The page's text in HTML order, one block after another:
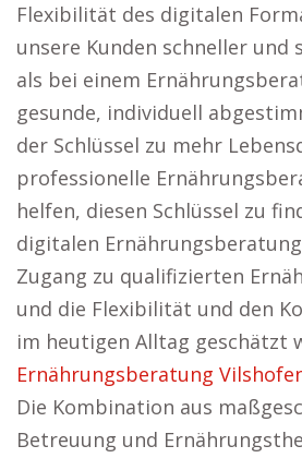
Flexibilität des digitalen
unsere Kunden schneller und
als bei einem
gesunde, individuell
der Schlüssel zu mehr
professionelle
helfen, diesen Schlüssel zu
digitalen
Zugang zu qualifizierten
und die Flexibilität und den
im heutigen Alltag geschätzt
Ernährungsberatung
Die Kombination aus
Betreuung und